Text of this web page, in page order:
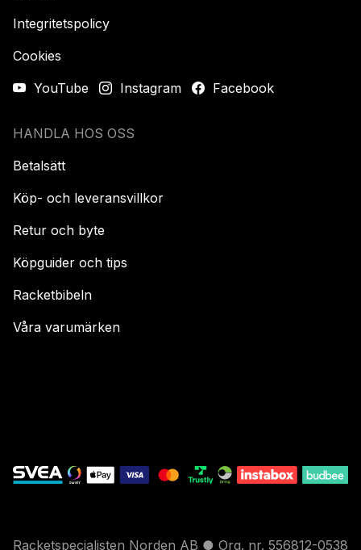
Integritetspolicy
Cookies
YouTube
Instagram Facebook
HANDLA HOS OSS
Betalsätt
Köp- och leveransvillkor
Retur och byte
Köpguider och tips
Racketbibeln
Våra varumärken
Racketspecialisten Norden AB ● Org. nr. 556812-0538